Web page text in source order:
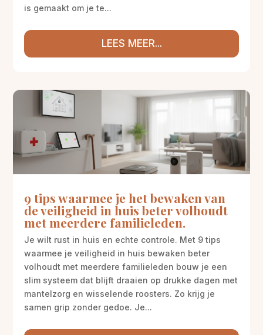
is gemaakt om je te...
LEES MEER...
9 tips waarmee je het bewaken van
de veiligheid in huis beter volhoudt
met meerdere familieleden.
Je wilt rust in huis en echte controle. Met 9 tips
waarmee je veiligheid in huis bewaken beter
volhoudt met meerdere familieleden bouw je een
slim systeem dat blijft draaien op drukke dagen met
mantelzorg en wisselende roosters. Zo krijg je
samen grip zonder gedoe. Je...